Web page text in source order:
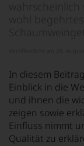
In diesem
Einblick in die
und ihnen die
zeigen sowie
Einfluss nimmt
Qualität zu